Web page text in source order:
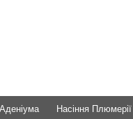
Насіння Плюмерії